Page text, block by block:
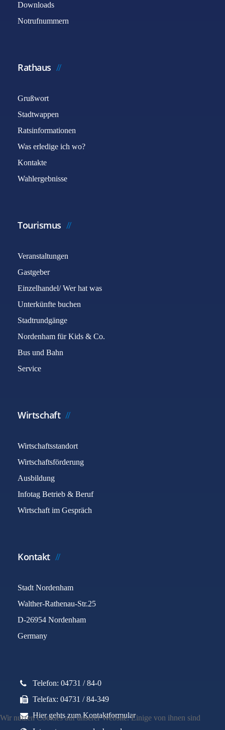
Downloads
Notrufnummern
Rathaus
Grußwort
Stadtwappen
Ratsinformationen
Was erledige ich wo?
Kontakte
Wahlergebnisse
Tourismus
Veranstaltungen
Gastgeber
Einzelhandel/ Wer hat was
Unterkünfte buchen
Stadtrundgänge
Nordenham für Kids & Co.
Bus und Bahn
Service
Wirtschaft
Wirtschaftsstandort
Wirtschaftsförderung
Ausbildung
Infotag Betrieb & Beruf
Wirtschaft im Gespräch
Kontakt
Stadt Nordenham
Walther-Rathenau-Str.25
D-26954 Nordenham
Germany
Telefon: 04731 / 84-0
Telefax: 04731 / 84-349
Hier gehts zum Kontaktformular
Wir nutzen Cookies auf unserer Website. Einige von ihnen sind